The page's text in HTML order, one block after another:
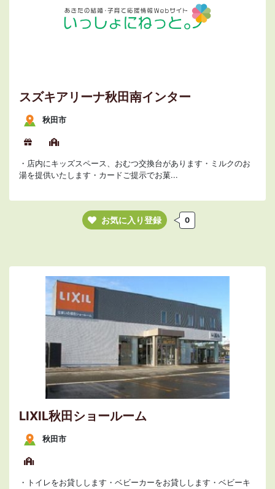
スズキアリーナ秋田南インター
秋田市
・店内にキッズスペース、おむつ交換台があります・ミルクのお
湯を提供いたします・カードご提示でお菓...
お気に入り登録 0
LIXIL秋田ショールーム
秋田市
・トイレをお貸しします・ベビーカーをお貸しします・ベビーキ